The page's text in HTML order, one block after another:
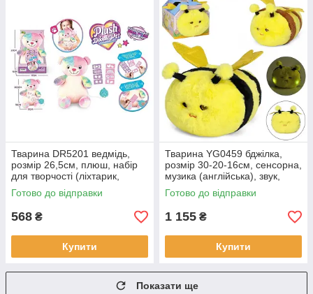
Тварина DR5201 ведмідь,
розмір 26,5см, плюш, набір
для творчості (ліхтарик,
трафарети), на батарейках
(таблетках), в коробці 18-27
Готово до відправки
568 ₴
Купити
Тварина YG0459 бджілка,
розмір 30-20-16см, сенсорна,
музика (англійська), звук,
світло, заплющує очі, рухливі
крила.
Готово до відправки
1 155 ₴
Купити
Показати ще